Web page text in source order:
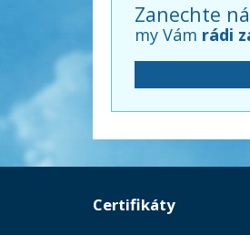
Zanechte
my Vám rádi
Certifikáty